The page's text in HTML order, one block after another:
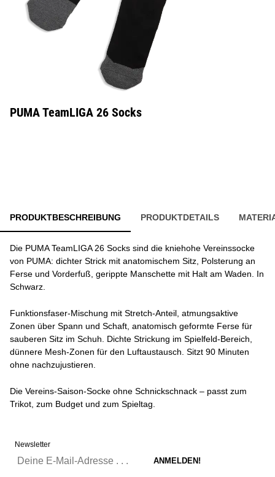
PUMA TeamLIGA 26 Socks
PRODUKTBESCHREIBUNG PRODUKTDETAILS
Die PUMA TeamLIGA 26 Socks sind die kniehohe Vereinssocke
von PUMA: dichter Strick mit anatomischem Sitz, Polsterung an
Ferse und Vorderfuß, gerippte Manschette mit Halt am Waden. In
Schwarz.
Funktionsfaser-Mischung mit Stretch-Anteil, atmungsaktive
Zonen über Spann und Schaft, anatomisch geformte Ferse für
sauberen Sitz im Schuh. Dichte Strickung im Spielfeld-Bereich,
dünnere Mesh-Zonen für den Luftaustausch. Sitzt 90 Minuten
ohne nachzujustieren.
Die Vereins-Saison-Socke ohne Schnickschnack – passt zum
Trikot, zum Budget und zum Spieltag.
Newsletter